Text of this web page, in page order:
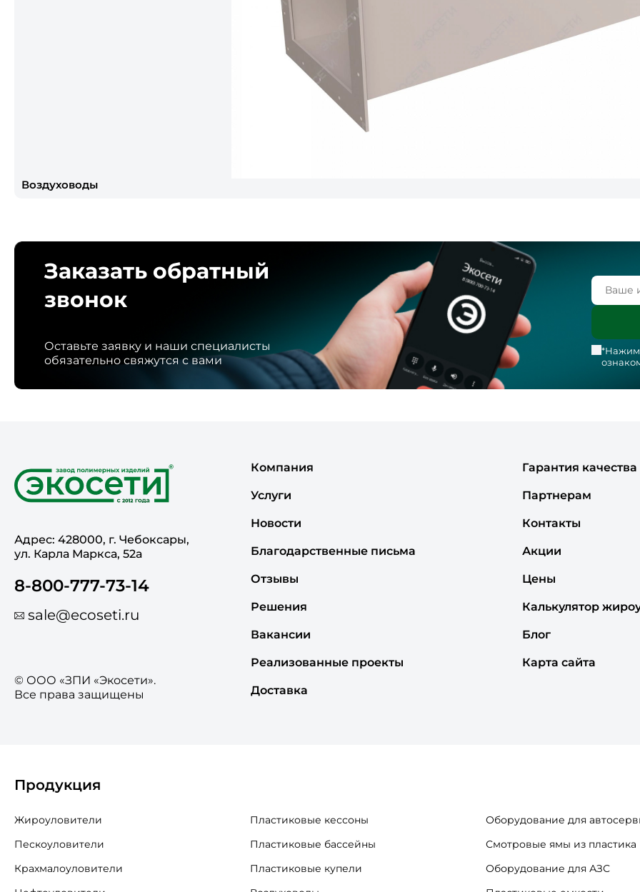
Воздуховоды
Заказать обратный
звонок
Оставьте заявку и наши специалисты
обязательно свяжутся с вами
Адрес: 428000, г. Чебоксары,
ул. Карла Маркса, 52а
8-800-777-73-14
sale@ecoseti.ru
© ООО «ЗПИ «Экосети».
Все права защищены
Компания
Услуги
Новости
Благодарственные письма
Отзывы
Решения
Вакансии
Реализованные проекты
Доставка
Гарантия качества
Партнерам
Контакты
Акции
Цены
Калькулятор
Блог
Карта сайта
Продукция
Жироуловители
Пескоуловители
Крахмалоуловители
Пластиковые кессоны
Пластиковые бассейны
Пластиковые купели
Оборудование для
Смотровые ямы из пластика
Оборудование для АЗС